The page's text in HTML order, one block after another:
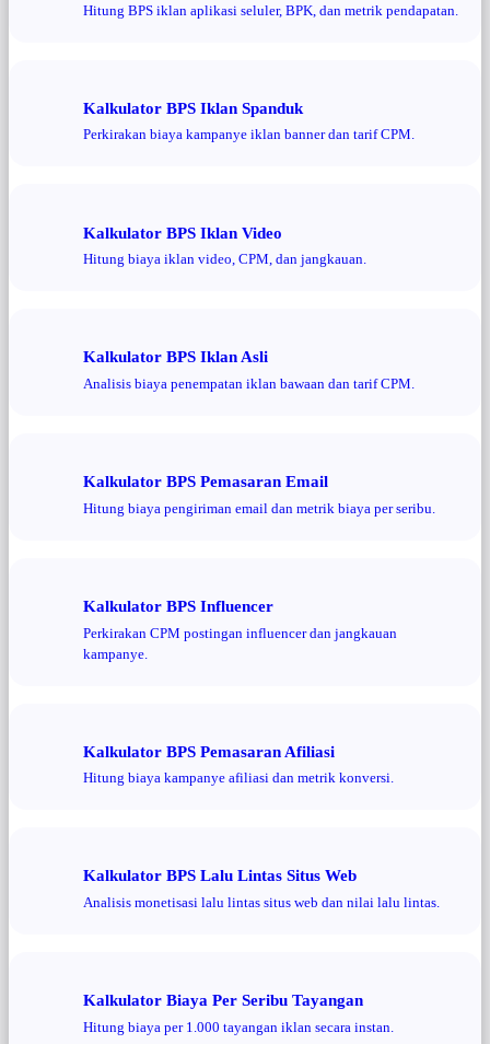
Hitung BPS iklan aplikasi seluler, BPK, dan metrik pendapatan.
Kalkulator BPS Iklan Spanduk
Perkirakan biaya kampanye iklan banner dan tarif CPM.
Kalkulator BPS Iklan Video
Hitung biaya iklan video, CPM, dan jangkauan.
Kalkulator BPS Iklan Asli
Analisis biaya penempatan iklan bawaan dan tarif CPM.
Kalkulator BPS Pemasaran Email
Hitung biaya pengiriman email dan metrik biaya per seribu.
Kalkulator BPS Influencer
Perkirakan CPM postingan influencer dan jangkauan
kampanye.
Kalkulator BPS Pemasaran Afiliasi
Hitung biaya kampanye afiliasi dan metrik konversi.
Kalkulator BPS Lalu Lintas Situs Web
Analisis monetisasi lalu lintas situs web dan nilai lalu lintas.
Kalkulator Biaya Per Seribu Tayangan
Hitung biaya per 1.000 tayangan iklan secara instan.